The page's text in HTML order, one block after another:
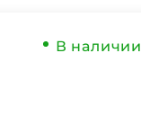
В наличии